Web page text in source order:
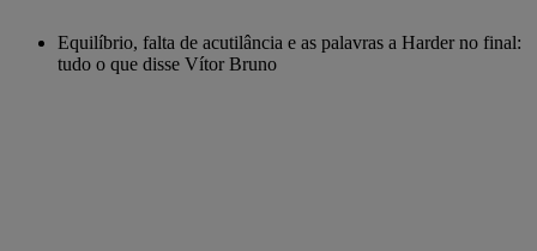
Equilíbrio, falta de acutilância e as palavras a Harder no final:
tudo o que disse Vítor Bruno